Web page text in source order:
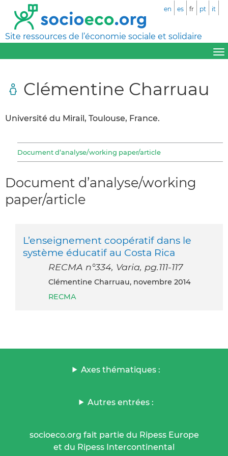
Site ressources de l’économie sociale et solidaire
en es fr pt it
Clémentine Charruau
Université du Mirail, Toulouse, France.
Document d’analyse/working paper/article
Document d’analyse/working
paper/article
L’enseignement coopératif dans le
système éducatif au Costa Rica
RECMA n°334, Varia, pg.111-117
Clémentine Charruau, novembre 2014
RECMA
Axes thématiques :
Autres entrées :
socioeco.org fait partie du Ripess Europe
et du Ripess Intercontinental